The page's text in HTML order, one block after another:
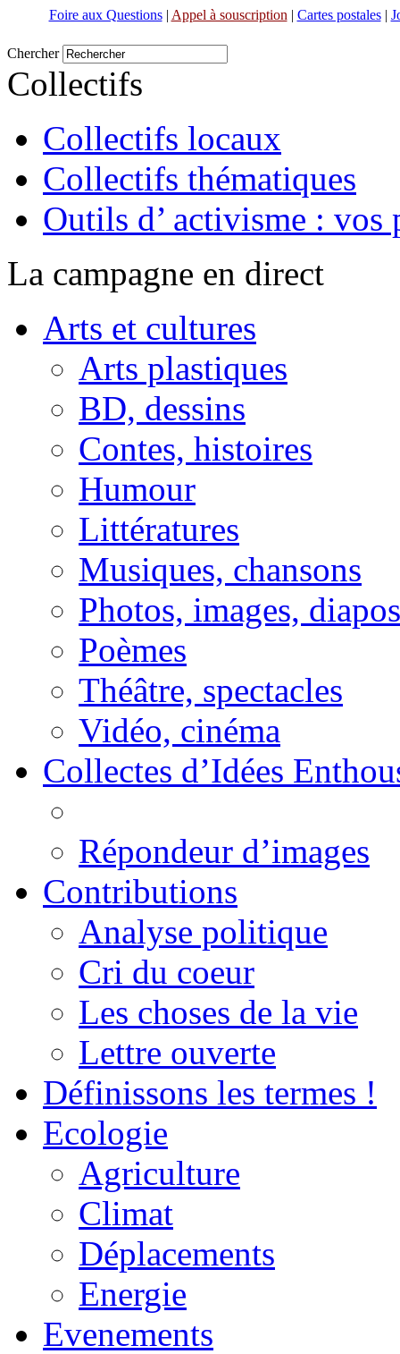
Foire aux Questions| Appel à souscription | Cartes postales|
Chercher
Collectifs
Collectifs locaux
Collectifs thématiques
Outils d’ activisme : vos
La campagne en direct
Arts et cultures
Arts plastiques
BD, dessins
Contes, histoires
Humour
Littératures
Musiques, chansons
Photos, images, diapos
Poèmes
Théâtre, spectacles
Vidéo, cinéma
Collectes d’Idées
Répondeur d’images
Contributions
Analyse politique
Cri du coeur
Les choses de la vie
Lettre ouverte
Définissons les termes !
Ecologie
Agriculture
Climat
Déplacements
Energie
Evenements